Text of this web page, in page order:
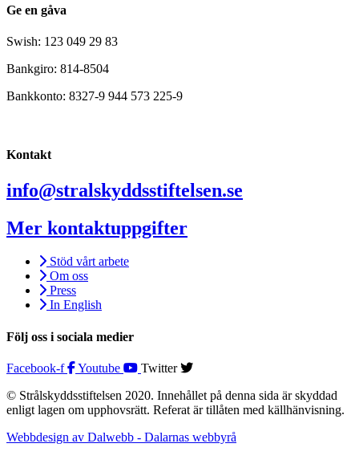
Ge en gåva
Swish: 123 049 29 83
Bankgiro: 814-8504
Bankkonto: 8327-9 944 573 225-9
Kontakt
info@stralskyddsstiftelsen.se
Mer kontaktuppgifter
Stöd vårt arbete
Om oss
Press
In English
Följ oss i sociala medier
Facebook-f Youtube
Twitter
© Strålskyddsstiftelsen 2020. Innehållet på denna sida är skyddad
enligt lagen om upphovsrätt. Referat är tillåten med källhänvisning.
Webbdesign av Dalwebb - Dalarnas webbyrå